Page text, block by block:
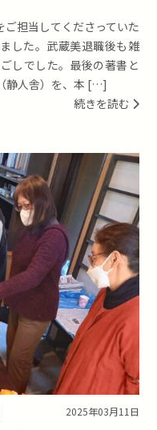
した。武蔵美退職後も雑
しでした。最後の著書と
静人舎）を、本 […]
続きを読む
2025年03月11日